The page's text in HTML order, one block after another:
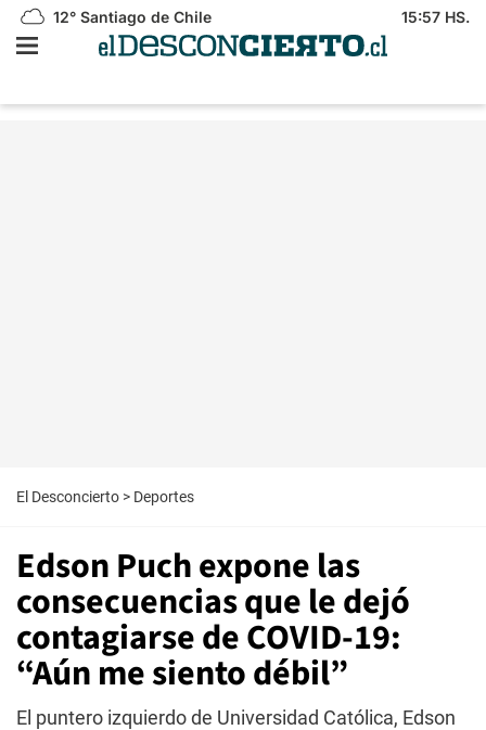
12° Santiago de Chile 15:57 HS.
El Desconcierto > Deportes
Edson Puch expone las
consecuencias que le dejó
contagiarse de COVID-19:
“Aún me siento débil”
El puntero izquierdo de Universidad Católica, Edson